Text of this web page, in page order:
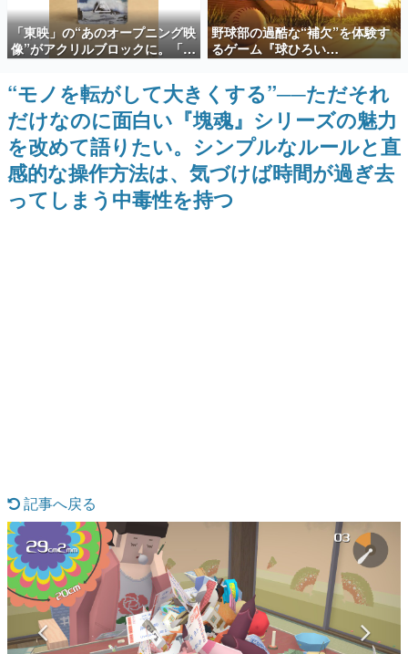
殿堂入り記事
SNS拡散数が数千以上！ ページビュー数万以上！ などな
ど。多くの人々に読まれた、電ファミ渾身の“殿堂入り”記
事をまとめました。
ゲームの企画書
名作ゲームクリエイターの方々に製作時のエピソードをお
聞きし、ヒットする企画（ゲーム）とは何か？を探ってい
きます。
赫本
この物語を解いてはいけない。『赫本』は、〈試験問題〉
の形をした短編ホラー小説集です。
なんでゲームは面白い？
ゲーム開発者・hamatsu氏がゲームの魅力を画面や操作の
具体的な形から解き明かしていく、硬派で骨太な評論連載
です。
ゲームが変えた日本語
「経験値」「裏技」「ラスボス」… ゲームにまつわる言葉
の起源や用法の変遷を、コンピューター文化史研究家・タ
イニーP氏が徹底調査。
「東映」の“あのオープニング映
像”がアクリルブロックに。「東
映ヒストリカル グッズコレクシ
ョン」が8月下旬より発売
野球部の過酷な“補欠”を体験す
るゲーム『球ひろい
Simulator』が「1件」のウィッ
シュリストをもとにチェコ語に
対応しSNSで話題に。『キング
ダム・カム』開発元やチェコの
プロ野球選手から称賛の声
“モノを転がして大きくする”──ただそれ
だけなのに面白い『塊魂』シリーズの魅力
を改めて語りたい。シンプルなルールと直
感的な操作方法は、気づけば時間が過ぎ去
ってしまう中毒性を持つ
記事へ戻る